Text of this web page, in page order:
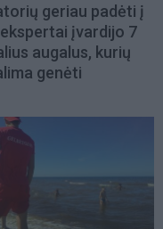
geriau padėti į
įvardijo 7
augalus, kurių
genėti